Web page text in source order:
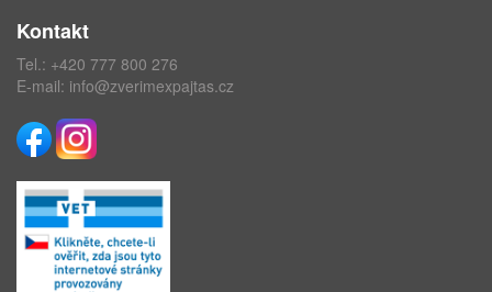
Kontakt
Tel.: +420 777 800 276
E-mail: info@zverimexpajtas.cz